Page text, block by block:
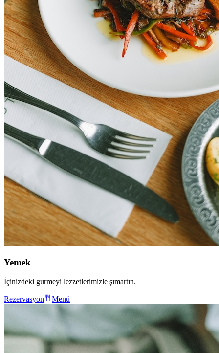
Yemek
İçinizdeki gurmeyi lezzetlerimizle şımartın.
Rezervasyon Menü